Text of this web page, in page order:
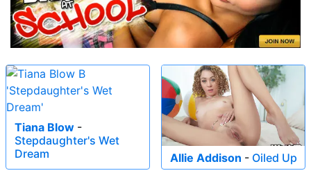
Tiana Blow -
Stepdaughter's Wet
Dream
Allie Addison - Oiled Up